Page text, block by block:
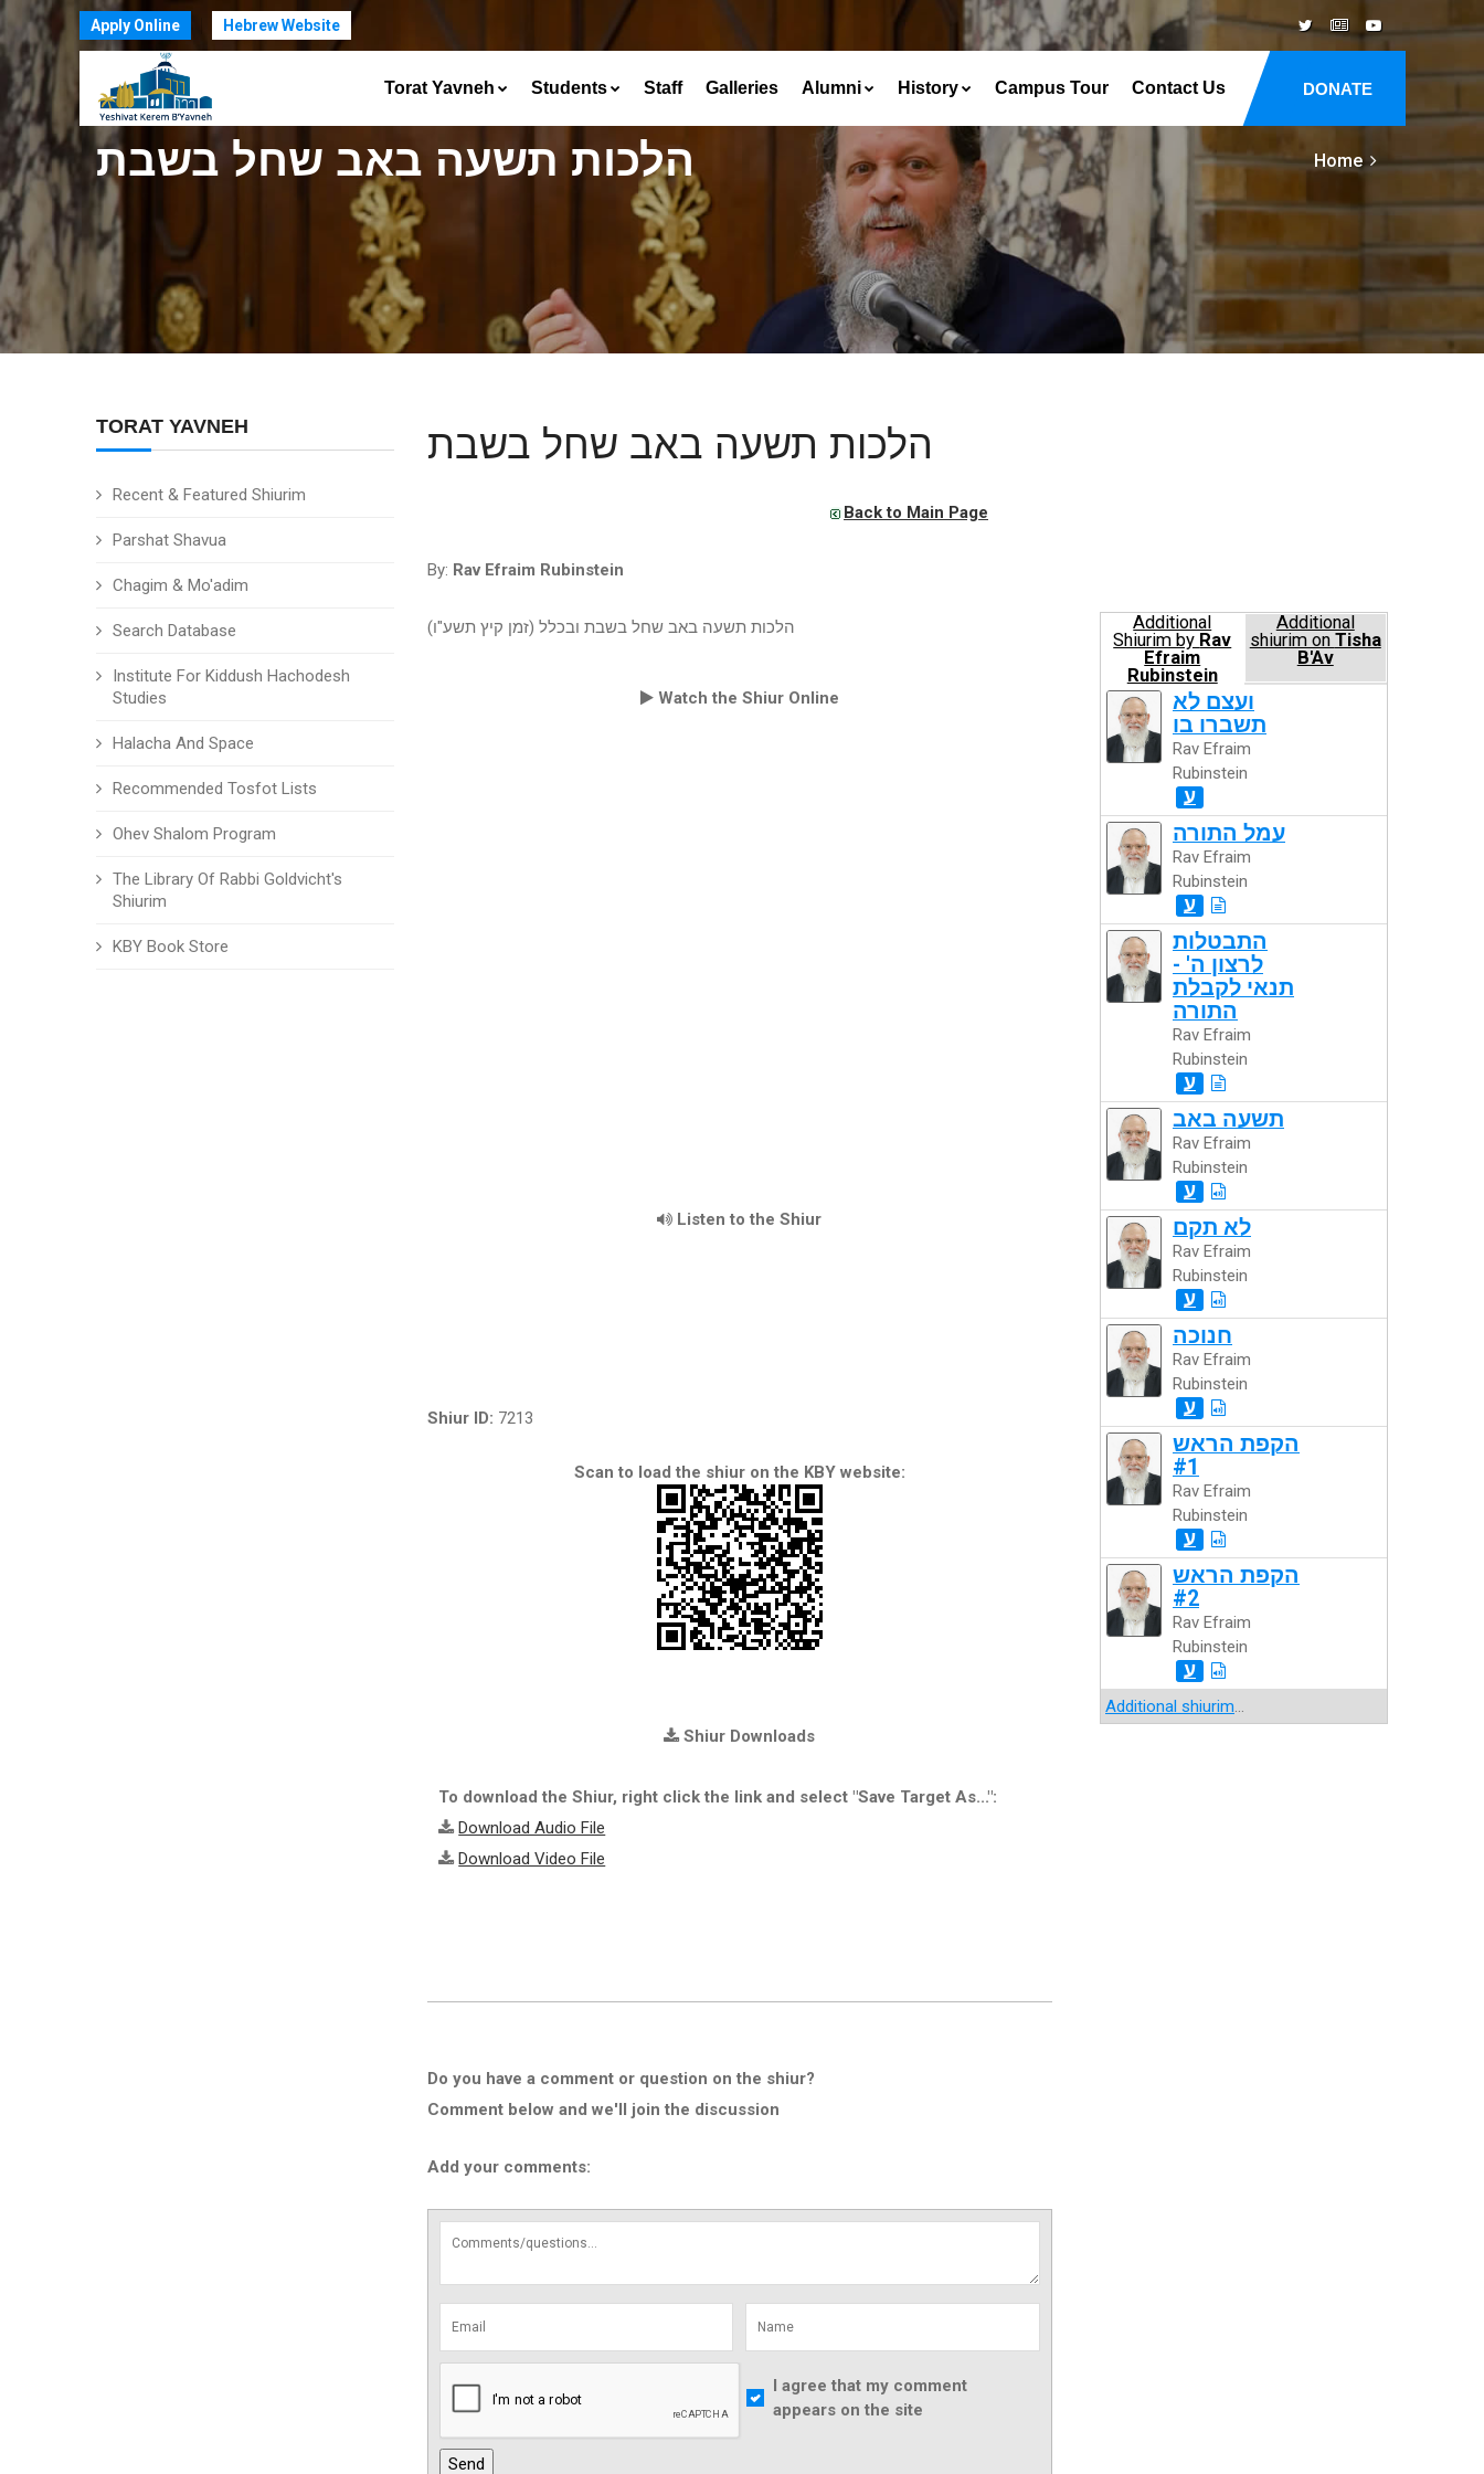
Apply Online Hebrew Website
DONATE
Torat Yavneh Students Staff Galleries Alumni History Campus Tour Contact Us
הלכות תשעה באב שחל בשבת Home
TORAT YAVNEH
Recent & Featured Shiurim
Parshat Shavua
Chagim & Mo'adim
Search Database
Institute For Kiddush Hachodesh
Studies
Halacha And Space
Recommended Tosfot Lists
Ohev Shalom Program
The Library Of Rabbi Goldvicht's
Shiurim
KBY Book Store
הלכות תשעה באב שחל בשבת
Back to Main Page
By: Rav Efraim Rubinstein
הלכות תשעה באב שחל בשבת ובכלל (זמן קיץ תשע"ו)
Watch the Shiur Online
Listen to the Shiur
Shiur ID: 7213
Scan to load the shiur on the KBY website:
Shiur Downloads
To download the Shiur, right click the link and select "Save Target As...":
Download Audio File
Download Video File
Do you have a comment or question on the shiur?
Comment below and we'll join the discussion
Add your comments:
I agree that my comment
appears on the site
Additional
Shiurim by Rav
Efraim
Rubinstein
Additional
shiurim on Tisha
B'Av
ועצם לא
תשברו בו
Rav Efraim
Rubinstein
ע
עמל התורה
Rav Efraim
Rubinstein
ע
התבטלות
לרצון ה' -
תנאי לקבלת
התורה
Rav Efraim
Rubinstein
ע
תשעה באב
Rav Efraim
Rubinstein
ע
לא תקם
Rav Efraim
Rubinstein
ע
חנוכה
Rav Efraim
Rubinstein
ע
הקפת הראש
#1
Rav Efraim
Rubinstein
ע
הקפת הראש
#2
Rav Efraim
Rubinstein
ע
Additional shiurim...